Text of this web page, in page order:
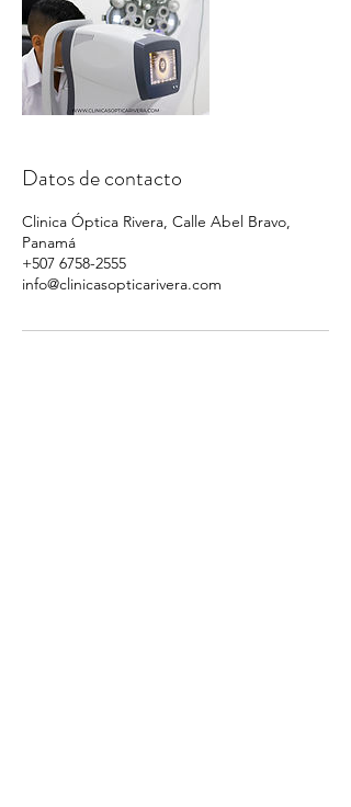
Datos de contacto
Clinica Óptica Rivera, Calle Abel Bravo,
Panamá
+507 6758-2555
info@clinicasopticarivera.com